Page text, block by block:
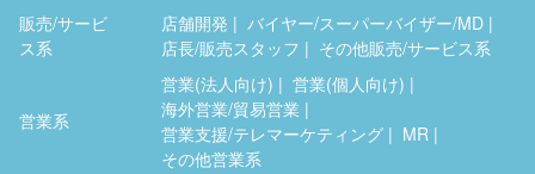
販売/サービ
ス系
店舗開発
バイヤー/スーパーバイザー/MD
店長/販売スタッフ
その他販売/サービス系
営業系
営業(法人向け)
営業(個人向け)
海外営業/貿易営業
営業支援/テレマーケティング
MR
その他営業系